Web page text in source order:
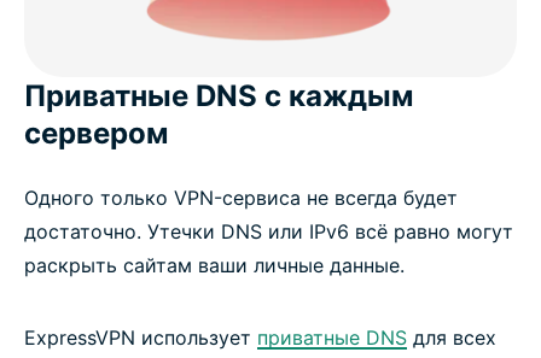
Приватные DNS с каждым
сервером
Одного только VPN-сервиса не всегда будет
достаточно. Утечки DNS или IPv6 всё равно могут
раскрыть сайтам ваши личные данные.
ExpressVPN использует приватные DNS для всех